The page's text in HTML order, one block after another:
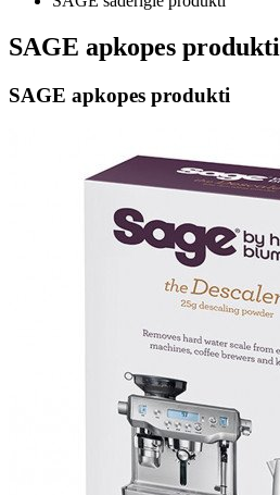
SAGE apkopes produkti
SAGE apkopes produkti